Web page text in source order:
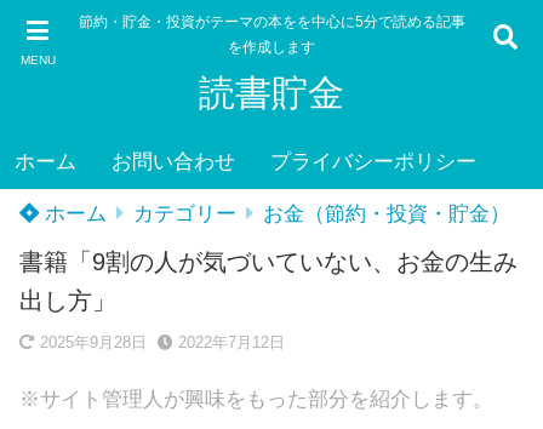
MENU
節約・貯金・投資がテーマの本をを中心に5分で読める記事
を作成します
読書貯金
ホーム お問い合わせ プライバシーポリシー
ホーム カテゴリー お金（節約・投資・貯金）
書籍「9割の人が気づいていない、お金の生み
出し方」
2025年9月28日 2022年7月12日
※サイト管理人が興味をもった部分を紹介します。